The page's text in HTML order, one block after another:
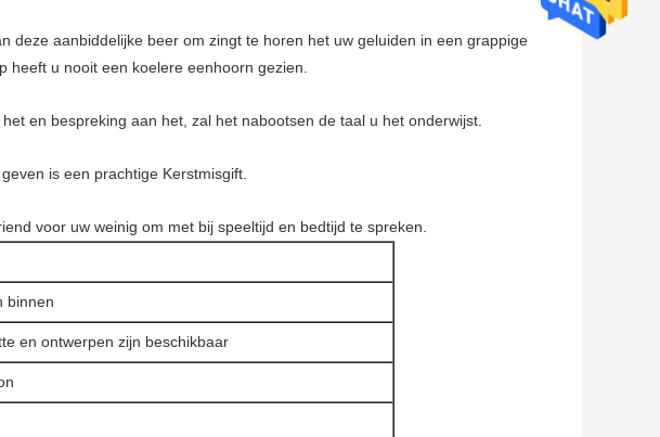
deze aanbiddelijke beer om zingt te horen het uw geluiden in een grappige
heeft u nooit een koelere eenhoorn gezien.
het en bespreking aan het, zal het nabootsen de taal u het onderwijst.
is een prachtige Kerstmisgift.
voor uw weinig om met bij speeltijd en bedtijd te spreken.
binnen
en ontwerpen zijn beschikbaar